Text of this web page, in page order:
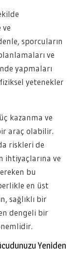
ve
sporcuların
ve
yapmaları
yetenekler
kazanma ve
araç olabilir.
riskleri de
ihtiyaçlarına ve
bu
en üst
sağlıklı bir
dengeli bir
Yeniden